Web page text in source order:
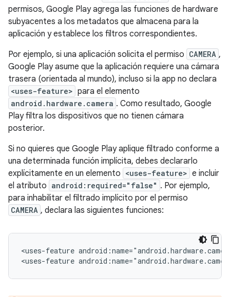
permisos, Google Play agrega las funciones de hardware
subyacentes a los metadatos que almacena para la
aplicación y establece los filtros correspondientes.
Por ejemplo, si una aplicación solicita el permiso CAMERA ,
Google Play asume que la aplicación requiere una cámara
trasera (orientada al mundo), incluso si la app no declara
<uses-feature> para el elemento
android.hardware.camera . Como resultado, Google
Play filtra los dispositivos que no tienen cámara
posterior.
Si no quieres que Google Play aplique filtrado conforme a
una determinada función implícita, debes declararlo
explícitamente en un elemento <uses-feature> e incluir
el atributo android:required="false" . Por ejemplo,
para inhabilitar el filtrado implícito por el permiso
CAMERA , declara las siguientes funciones:
<uses-feature
<uses-feature